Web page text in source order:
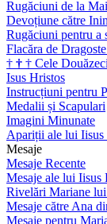
Rugăciuni de la
Devoțiune către
Rugăciuni pentru a
Flacăra de
† † † Cele
Isus Hristos
Instrucțiuni pentru
Medalii și Scapulari
Imagini Minunate
Apariții ale lui Iisus
Mesaje
Mesaje Recente
Mesaje ale lui Iisus
Rivelări Mariane
Mesaje către Ana
Mesaje pentru